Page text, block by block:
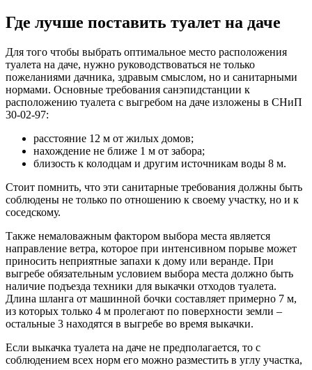
Где лучше поставить туалет на даче
Для того чтобы выбрать оптимальное место расположения
туалета на даче, нужно руководствоваться не только
пожеланиями дачника, здравым смыслом, но и санитарными
нормами. Основные требования санэпидстанции к
расположению туалета с выгребом на даче изложены в СНиП
30-02-97:
расстояние 12 м от жилых домов;
нахождение не ближе 1 м от забора;
близость к колодцам и другим источникам воды 8 м.
Стоит помнить, что эти санитарные требования должны быть
соблюдены не только по отношению к своему участку, но и к
соседскому.
Также немаловажным фактором выбора места является
направление ветра, которое при интенсивном порыве может
приносить неприятные запахи к дому или веранде. При
выгребе обязательным условием выбора места должно быть
наличие подъезда техники для выкачки отходов туалета.
Длина шланга от машинной бочки составляет примерно 7 м,
из которых только 4 м пролегают по поверхности земли –
остальные 3 находятся в выгребе во время выкачки.
Если выкачка туалета на даче не предполагается, то с
соблюдением всех норм его можно разместить в углу участка,